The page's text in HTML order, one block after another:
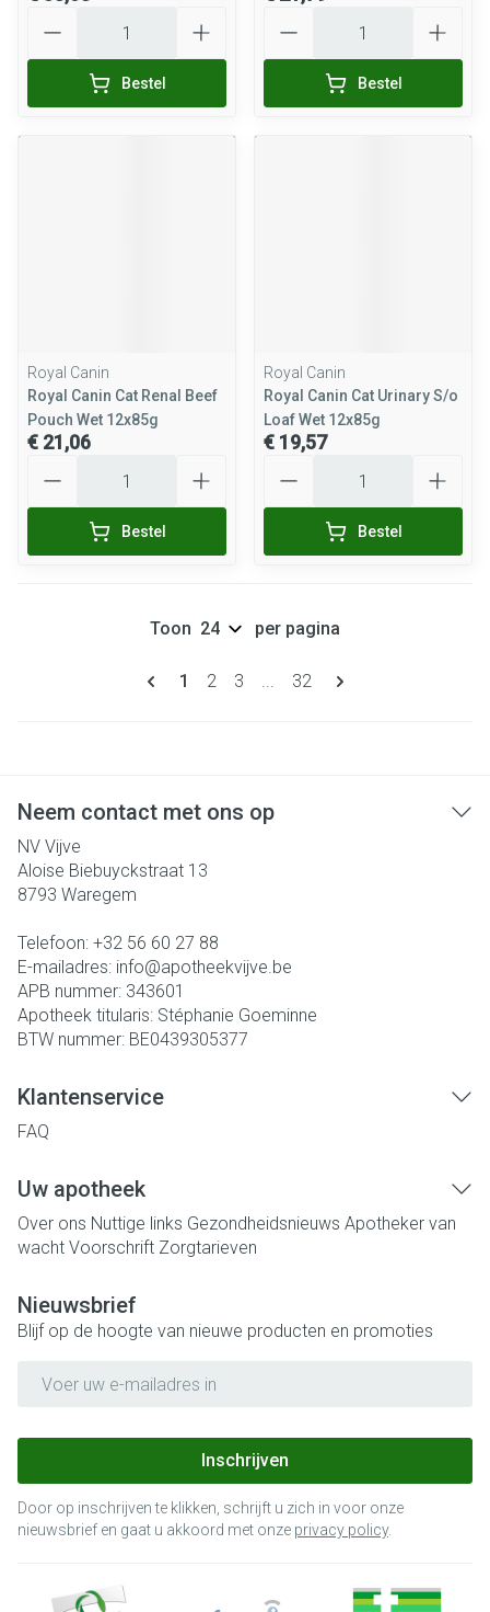
Bestel Bestel
Royal Canin
Royal Canin Cat Renal Beef
Pouch Wet 12x85g
€ 21,06
Bestel
Royal Canin
Royal Canin Cat Urinary S/o
Loaf Wet 12x85g
€ 19,57
Bestel
Pagina's
U lees momenteel pagina
1 Pagina
2 Pagina
3 ... Pagina
32
Toon per pagina
Neem contact met ons op
NV Vijve
Aloise Biebuyckstraat 13
8793 Waregem
Telefoon: +32 56 60 27 88
E-mailadres: info@apotheekvijve.be
APB nummer: 343601
Apotheek titularis: Stéphanie Goeminne
BTW nummer: BE0439305377
Klantenservice
FAQ
Uw apotheek
Over ons Nuttige links Gezondheidsnieuws Apotheker van
wacht Voorschrift Zorgtarieven
Nieuwsbrief
Blijf op de hoogte van nieuwe producten en promoties
Inschrijven
Door op inschrijven te klikken, schrijft u zich in voor onze
nieuwsbrief en gaat u akkoord met onze privacy policy.